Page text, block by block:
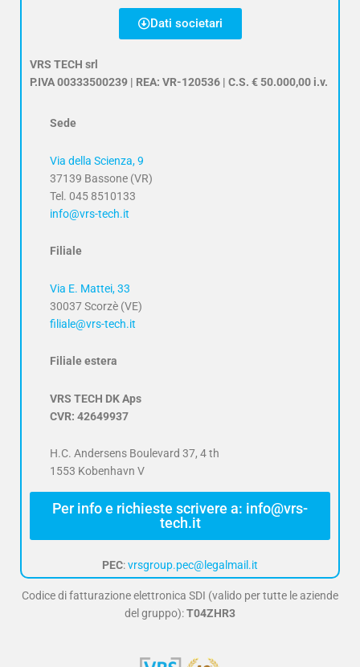
Dati societari
VRS TECH srl
P.IVA 00333500239 | REA: VR-120536 | C.S. € 50.000,00 i.v.
Sede
Via della Scienza, 9
37139 Bassone (VR)
Tel. 045 8510133
info@vrs-tech.it
Filiale
Via E. Mattei, 33
30037 Scorzè (VE)
filiale@vrs-tech.it
Filiale estera
VRS TECH DK Aps
CVR: 42649937
H.C. Andersens Boulevard 37, 4 th
1553 Kobenhavn V
Per info e richieste scrivere a: info@vrs-
tech.it
PEC:vrsgroup.pec@legalmail.it
Codice di fatturazione elettronica SDI (valido per tutte le aziende
del gruppo):T04ZHR3